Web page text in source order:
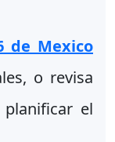
de Mexico
o revisa
planificar el